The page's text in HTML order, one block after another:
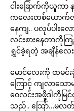
ငါးခြောက်ကိုယူကာ
ကလေးတစ်ယော
နေကျ.. ပလုပ်ပါးလ
လင်းစားနေတာကိုက
ရွှင်ခဲ့ရတဲ့ အချိန်လေ
မောင်လေးကို ထမင်း
ကြောင့် ကျလာသေ
ဝေလင်းအဖို့ဒါကိုမ
သည်.. သြော်…မလ